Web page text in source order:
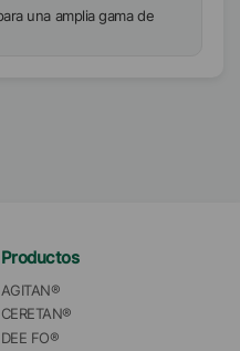
una amplia gama de
Productos
AGITAN®
CERETAN®
DEE FO®